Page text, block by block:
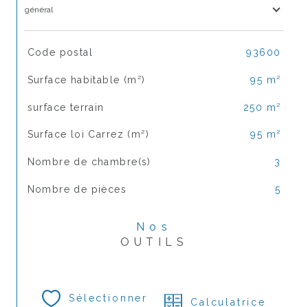
général
TRAD_SIROCCO_Caracteristique
Code postal 93600
Surface habitable (m²) 95 m²
surface terrain 250 m²
Surface loi Carrez (m²) 95 m²
Nombre de chambre(s) 3
Nombre de pièces 5
Nos
OUTILS
Sélectionner Calculatrice